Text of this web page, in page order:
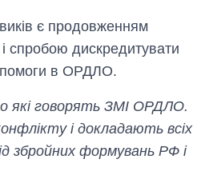
є продовженням
спробою дискредитувати
в ОРДЛО.
які говорять ЗМІ ОРДЛО.
і докладають всіх
збройних формувань РФ і